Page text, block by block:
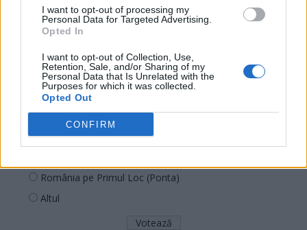
I want to opt-out of processing my
Personal Data for Targeted Advertising.
Opted In
I want to opt-out of Collection, Use,
Retention, Sale, and/or Sharing of my
Personal Data that Is Unrelated with the
Purposes for which it was collected.
Opted Out
CONFIRM
PACE (Peia)
Acțiunea Conservatoare (Târziu)
PDF (Lazarus)
PUSL (D. Voiculescu)
PNȚCD (Pavelescu)
PNCR (Terheș)
Partidul Patrioților (Surugiu)
România pe Primul Loc (Ponta)
Altul